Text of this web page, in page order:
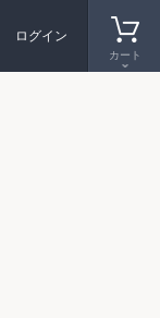
カート
ログイン